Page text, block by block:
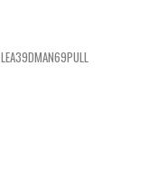
LEA39DMAN69PULL